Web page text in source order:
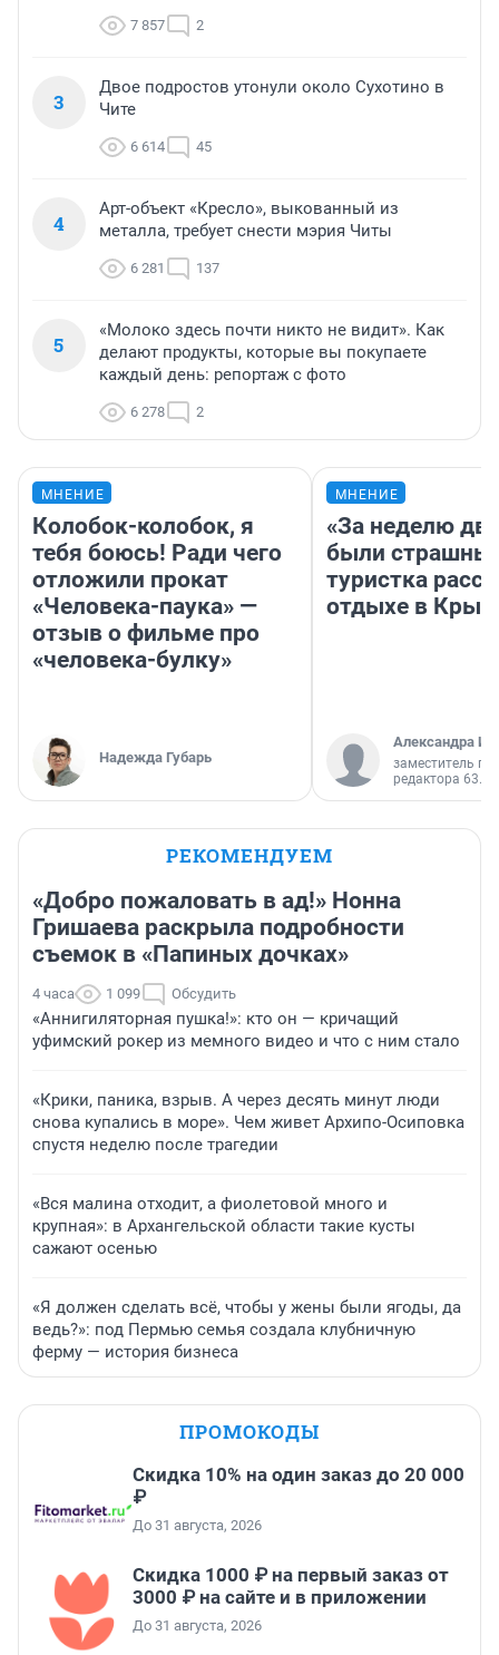
7 857 2
3
Двое подростов утонули около Сухотино в
Чите
6 614 45
4
Арт-объект «Кресло», выкованный из
металла, требует снести мэрия Читы
6 281 137
5
«Молоко здесь почти никто не видит». Как
делают продукты, которые вы покупаете
каждый день: репортаж с фото
6 278 2
МНЕНИЕ
Колобок-колобок, я
тебя боюсь! Ради чего
отложили прокат
«Человека-паука» —
отзыв о фильме про
«человека-булку»
Надежда Губарь
МНЕНИЕ
«За неделю
были
туристка
отдыхе в
Александра
заместитель
редактора 63.RU
РЕКОМЕНДУЕМ
«Добро пожаловать в ад!» Нонна
Гришаева раскрыла подробности
съемок в «Папиных дочках»
4 часа 1 099 Обсудить
«Аннигиляторная пушка!»: кто он — кричащий
уфимский рокер из мемного видео и что с ним стало
«Крики, паника, взрыв. А через десять минут люди
снова купались в море». Чем живет Архипо-Осиповка
спустя неделю после трагедии
«Вся малина отходит, а фиолетовой много и
крупная»: в Архангельской области такие кусты
сажают осенью
«Я должен сделать всё, чтобы у жены были ягоды, да
ведь?»: под Пермью семья создала клубничную
ферму — история бизнеса
ПРОМОКОДЫ
Скидка 10% на один заказ до 20 000
₽
До 31 августа, 2026
Скидка 1000 ₽ на первый заказ от
3000 ₽ на сайте и в приложении
До 31 августа, 2026